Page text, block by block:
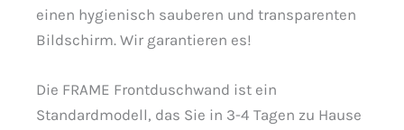
einen hygienisch sauberen und transparenten
Bildschirm. Wir garantieren es!
Die FRAME Frontduschwand ist ein
Standardmodell, das Sie in 3-4 Tagen zu Hause